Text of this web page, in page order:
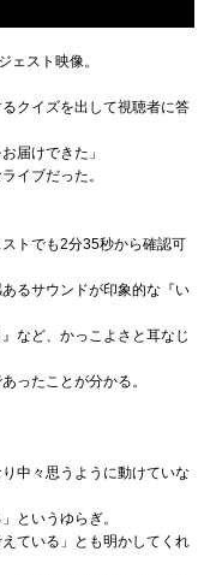
ェスト映像。
クイズを出して視聴者に答
届けできた」
イブだった。
トでも2分35秒から確認可
るサウンドが印象的な『い
など、かっこよさと耳なじ
ったことが分かる。
中々思うように動けていな
というゆらぎ。
ている」とも明かしてくれ